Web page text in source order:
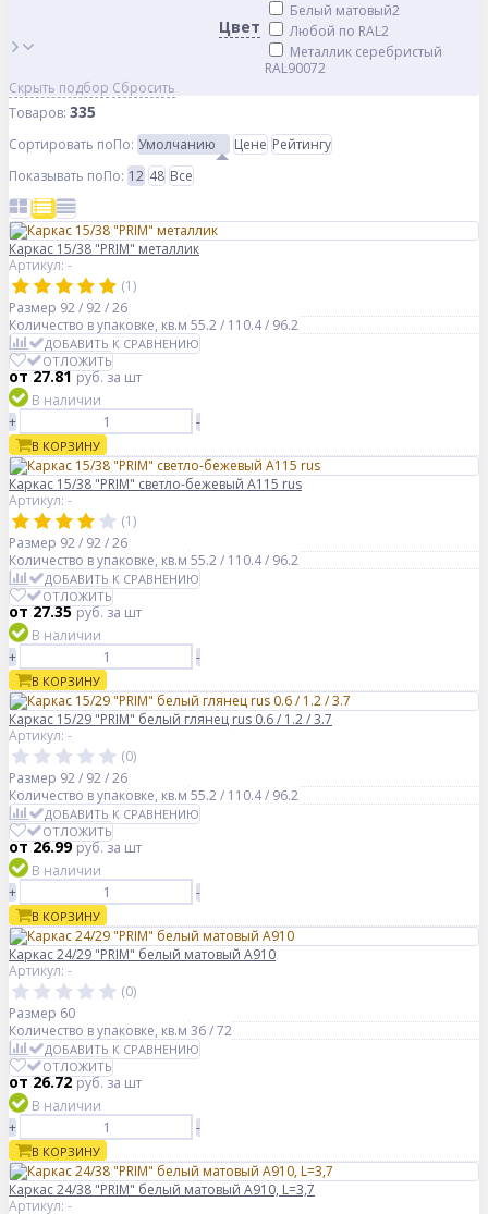
Цвет
Белый матовый2
Любой по RAL2
Металлик серебристый
RAL90072
Скрыть подбор Сбросить
Товаров: 335
Сортировать поПо: Умолчанию Цене Рейтингу
Показывать поПо: 12 48 Все
Каркас 15/38 "PRIM" металлик
Артикул: -
(1)
Размер 92 / 92 / 26
Количество в упаковке, кв.м 55.2 / 110.4 / 96.2
ДОБАВИТЬ К СРАВНЕНИЮ
ОТЛОЖИТЬ
от 27.81руб.за шт
В наличии
+
-
В КОРЗИНУ
Каркас 15/38 "PRIM" светло-бежевый А115 rus
Артикул: -
(1)
Размер 92 / 92 / 26
Количество в упаковке, кв.м 55.2 / 110.4 / 96.2
ДОБАВИТЬ К СРАВНЕНИЮ
ОТЛОЖИТЬ
от 27.35руб.за шт
В наличии
+
-
В КОРЗИНУ
Каркас 15/29 "PRIM" белый глянец rus 0.6 / 1.2 / 3.7
Артикул: -
(0)
Размер 92 / 92 / 26
Количество в упаковке, кв.м 55.2 / 110.4 / 96.2
ДОБАВИТЬ К СРАВНЕНИЮ
ОТЛОЖИТЬ
от 26.99руб.за шт
В наличии
+
-
В КОРЗИНУ
Каркас 24/29 "PRIM" белый матовый A910
Артикул: -
(0)
Размер 60
Количество в упаковке, кв.м 36 / 72
ДОБАВИТЬ К СРАВНЕНИЮ
ОТЛОЖИТЬ
от 26.72руб.за шт
В наличии
+
-
В КОРЗИНУ
Каркас 24/38 "PRIM" белый матовый A910, L=3,7
Артикул: -